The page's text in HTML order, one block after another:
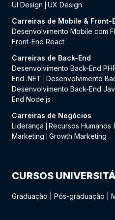
UI Design
UX Design
Carreiras de Mobile & Front-
Desenvolvimento Mobile com
Front-End React
Carreiras de Back-End
Desenvolvimento Back-End
End .NET
Desenvolvimento
Desenvolvimento Back-End
End Node.js
Carreiras de Negócios
Liderança
Recursos Humanos
Marketing
Growth Marketing
CURSOS
Graduação Pós-graduação